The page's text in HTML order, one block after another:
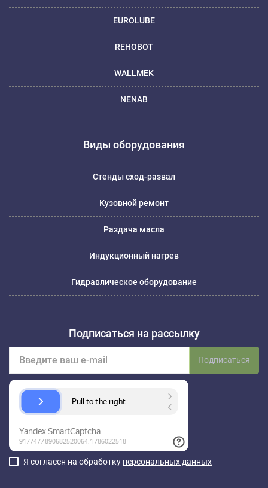
EUROLUBE
REHOBOT
WALLMEK
NENAB
Виды оборудования
Стенды сход-развал
Кузовной ремонт
Раздача масла
Индукционный нагрев
Гидравлическое оборудование
Подписаться на рассылку
Подписаться
Я согласен на обработку персональных данных